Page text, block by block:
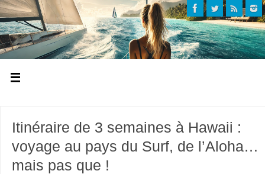
Itinéraire de 3 semaines à Hawaii :
voyage au pays du Surf, de l’Aloha…
mais pas que !